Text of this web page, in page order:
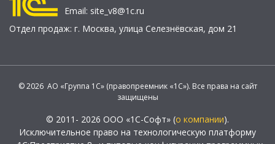
Email: site_v8@1c.ru
Отдел продаж: г. Москва, улица Селезнёвская, дом 21
© 2026 АО «Группа 1С» (правопреемник «1С»). Все права на сайт
защищены
© 2011- 2026 ООО «1С-Софт» (о компании).
Исключительное право на технологическую платформу